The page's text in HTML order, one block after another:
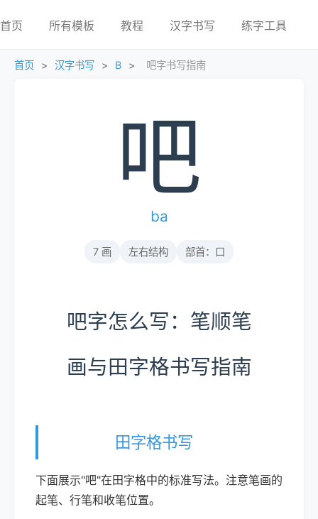
首页 所有模板 教程 汉字书写 练字工具
首页 > 汉字书写 > B > 吧字书写指南
吧
ba
7 画 左右结构 部首：口
吧字怎么写：笔顺笔
画与田字格书写指南
田字格书写
下面展示"吧"在田字格中的标准写法。注意笔画的
起笔、行笔和收笔位置。